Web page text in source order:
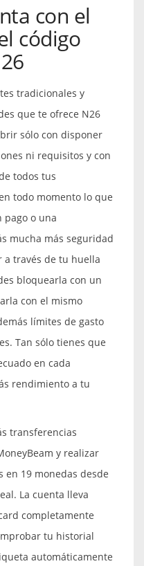
con el
código
tradicionales y
que te ofrece N26
sólo con disponer
ni requisitos y con
todos tus
todo momento lo que
pago o una
mucha más seguridad
a través de tu huella
bloquearla con un
con el mismo
límites de gasto
Tan sólo tienes que
en cada
rendimiento a tu
transferencias
y realizar
19 monedas desde
La cuenta lleva
completamente
tu historial
automáticamente